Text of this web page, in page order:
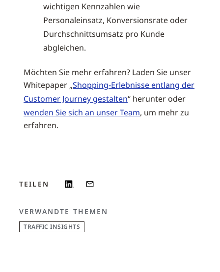
wichtigen Kennzahlen wie
Personaleinsatz, Konversionsrate oder
Durchschnittsumsatz pro Kunde
abgleichen.
Möchten Sie mehr erfahren? Laden Sie unser
Whitepaper „Shopping-Erlebnisse entlang der
Customer Journey gestalten“ herunter oder
wenden Sie sich an unser Team, um mehr zu
erfahren.
TEILEN
VERWANDTE THEMEN
TRAFFIC INSIGHTS